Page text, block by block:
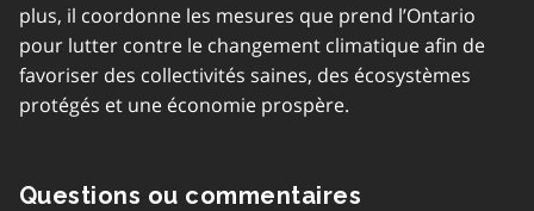
plus, il coordonne les mesures que prend l’Ontario
pour lutter contre le changement climatique afin de
favoriser des collectivités saines, des écosystèmes
protégés et une économie prospère.
Questions ou commentaires